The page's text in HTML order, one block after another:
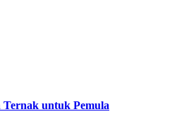
Ternak untuk Pemula